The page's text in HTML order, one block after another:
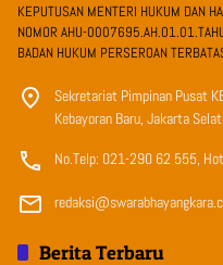
KEPUTUSAN MENTERI HUKUM DAN
NOMOR AHU-
BADAN HUKUM PERSEROAN
Sekretariat Pimpinan Pusat
Kebayoran Baru, Jakarta
No.Telp: 021-290 62 555,
Berita Terbaru